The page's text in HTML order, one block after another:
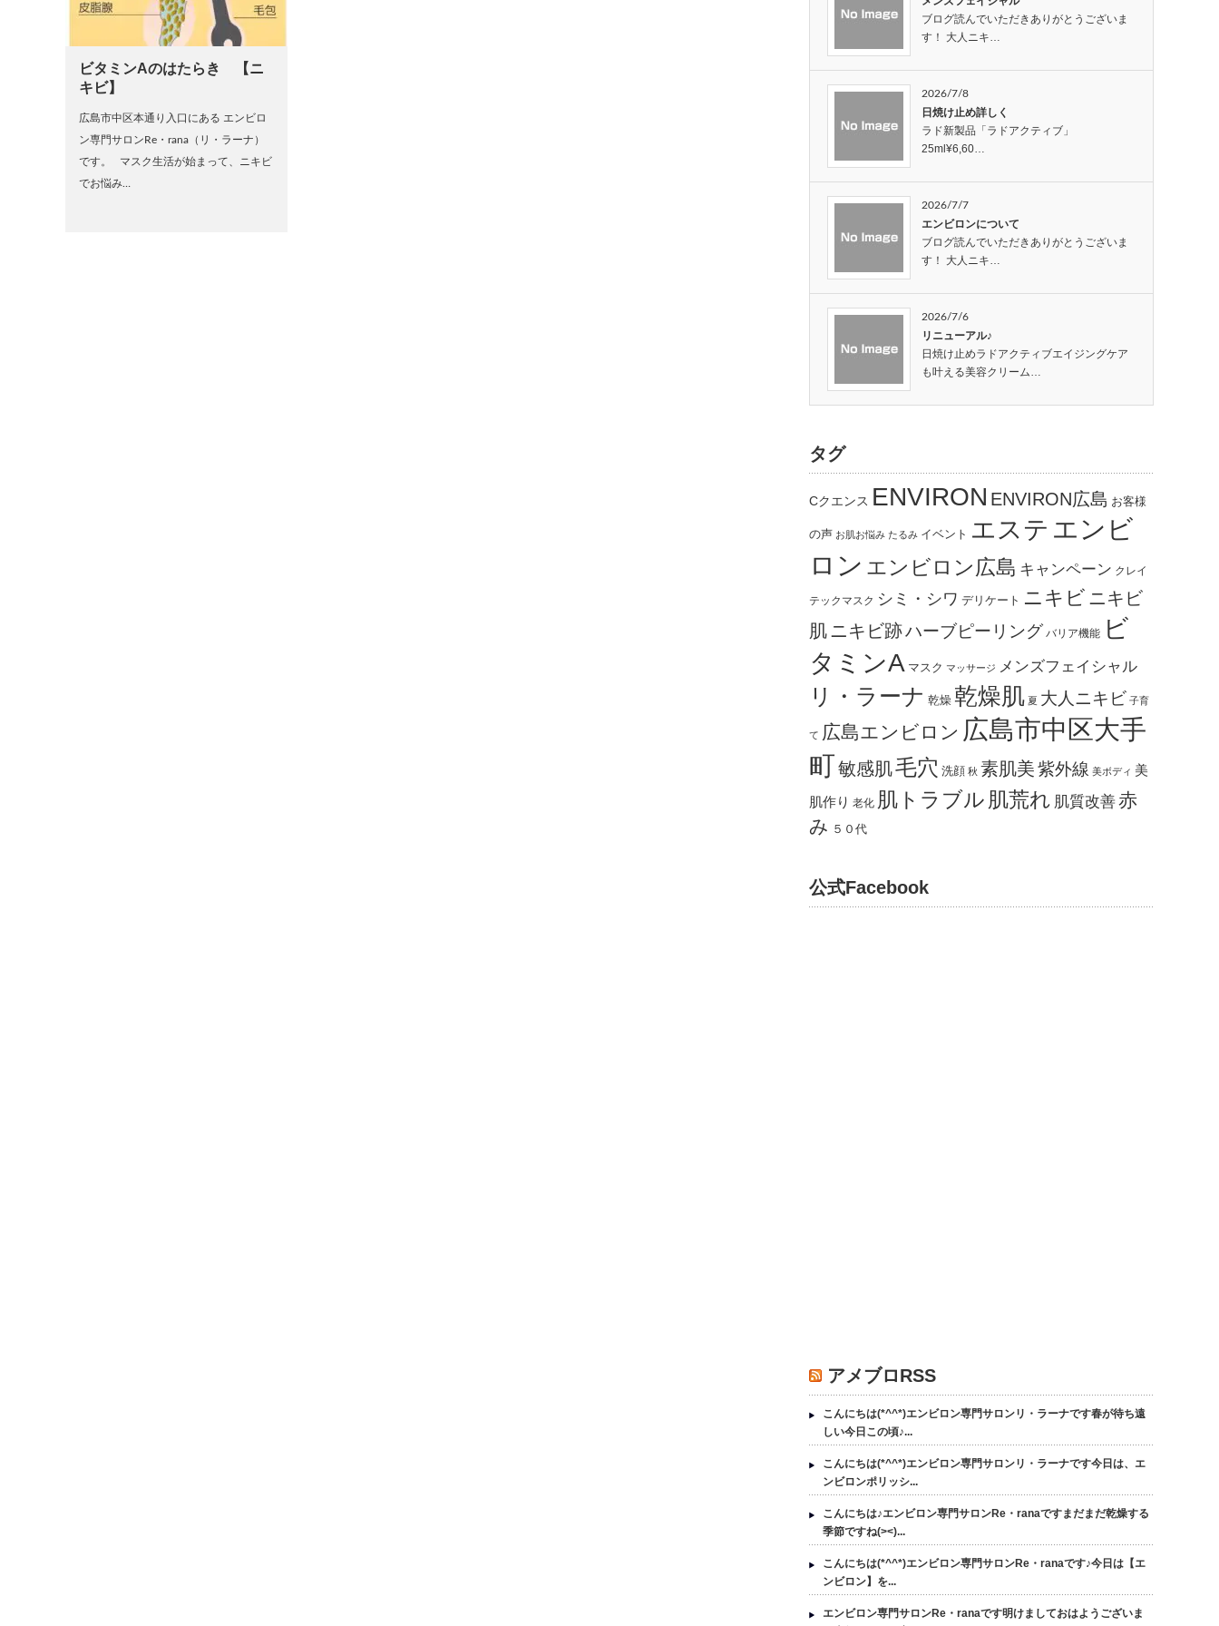
ビタミンAのはたらき 【ニ
キビ】
広島市中区本通り入口にある エンビロ
ン専門サロンRe・rana（リ・ラーナ）
です。 マスク生活が始まって、ニキビ
でお悩み…
ブログ読んでいただきありがとうございま
す！ 大人ニキ…
2026/7/8
日焼け止め詳しく
ラド新製品「ラドアクティブ」
25ml¥6,60…
2026/7/7
エンビロンについて
ブログ読んでいただきありがとうございま
す！ 大人ニキ…
2026/7/6
リニューアル♪
日焼け止めラドアクティブエイジングケア
も叶える美容クリーム…
タグ
Cクエンス ENVIRON ENVIRON広島 お客様
の声 お肌お悩み たるみ イベント エステ エンビ
ロン エンビロン広島 キャンペーン クレイ
テックマスク シミ・シワ デリケート ニキビ ニキビ
肌ニキビ跡ハーブピーリング バリア機能 ビ
タミンA マスク マッサージ メンズフェイシャル
リ・ラーナ 乾燥 乾燥肌 夏 大人ニキビ 子育
て 広島エンビロン 広島市中区大手
町敏感肌毛穴 洗顔 秋 素肌美紫外線 美ボディ 美
肌作り 老化 肌トラブル 肌荒れ 肌質改善赤
み ５０代
公式Facebook
アメブロRSS
こんにちは(*^^*)エンビロン専門サロンリ・ラーナです春が待ち遠
しい今日この頃♪...
こんにちは(*^^*)エンビロン専門サロンリ・ラーナです今日は、エ
ンビロンポリッシ...
こんにちは♪エンビロン専門サロンRe・ranaですまだまだ乾燥する
季節ですね(><)...
こんにちは(*^^*)エンビロン専門サロンRe・ranaです♪今日は【エ
ンビロン】を...
エンビロン専門サロンRe・ranaです明けましておはようございま